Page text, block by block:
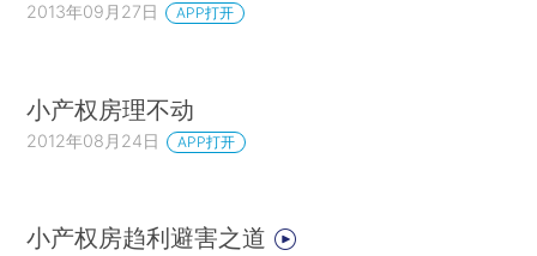
2013年09月27日 APP打开
小产权房理不动
2012年08月24日 APP打开
小产权房趋利避害之道